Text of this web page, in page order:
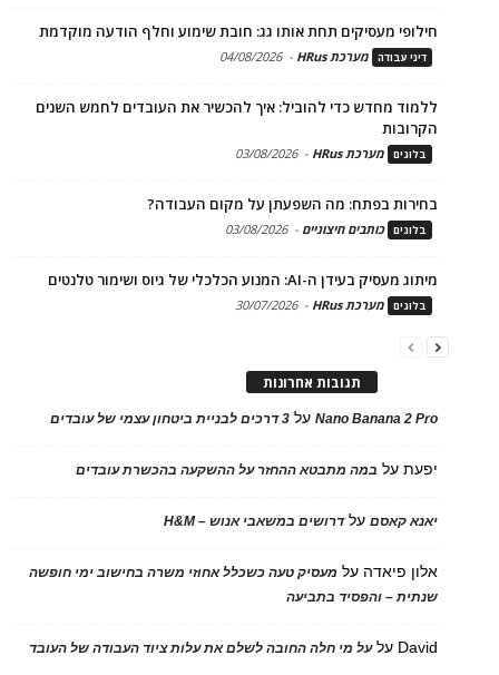
חילופי מעסיקים תחת אותו גג: חובת שימוע וחלף הודעה מוקדמת
דיני עבודה מערכת HRus -
04/08/2026
ללמוד מחדש כדי להוביל: איך להכשיר את העובדים לחמש השנים
הקרובות
בלוגים מערכת HRus -
03/08/2026
בחירות בפתח: מה השפעתן על מקום העבודה?
בלוגים כותבים חיצוניים -
03/08/2026
מיתוג מעסיק בעידן ה-AI: המנוע הכלכלי של גיוס ושימור טלנטים
בלוגים מערכת HRus -
30/07/2026
תגובות אחרונות
Nano Banana 2 Proעל 3 דרכים לבניית ביטחון עצמי של עובדים
יפעתעל במה מתבטא ההחזר על ההשקעה בהכשרת עובדים
יאנא קאסםעלדרושים במשאבי אנוש – H&M
אלון פיאדה על מעסיק טעה כשכלל אחוזי משרה בחישוב ימי חופשה
שנתית – והפסיד בתביעה
David עלעל מי חלה החובה לשלם את עלות ציוד העבודה של העובד